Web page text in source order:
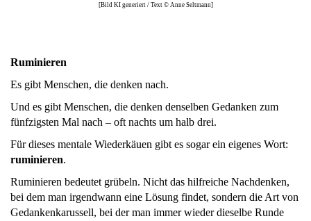
[Bild KI generiert / Text © Anne Seltmann]
Ruminieren
Es gibt Menschen, die denken nach.
Und es gibt Menschen, die denken denselben Gedanken zum
fünfzigsten Mal nach – oft nachts um halb drei.
Für dieses mentale Wiederkäuen gibt es sogar ein eigenes Wort:
ruminieren.
Ruminieren bedeutet grübeln. Nicht das hilfreiche Nachdenken,
bei dem man irgendwann eine Lösung findet, sondern die Art von
Gedankenkarussell, bei der man immer wieder dieselbe Runde